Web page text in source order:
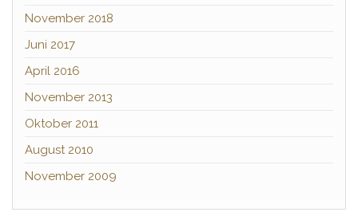
November 2018
Juni 2017
April 2016
November 2013
Oktober 2011
August 2010
November 2009